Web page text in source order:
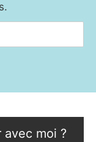
moi ?